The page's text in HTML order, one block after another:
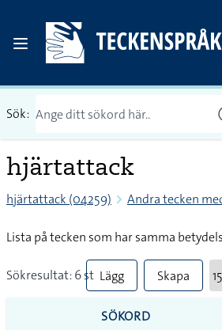
Sök:
hjärtattack
hjärtattack (04259) Andra tecken
Lista på tecken som har samma
Sökresultat: 6 st Lägg
till
Skapa
SÖKORD